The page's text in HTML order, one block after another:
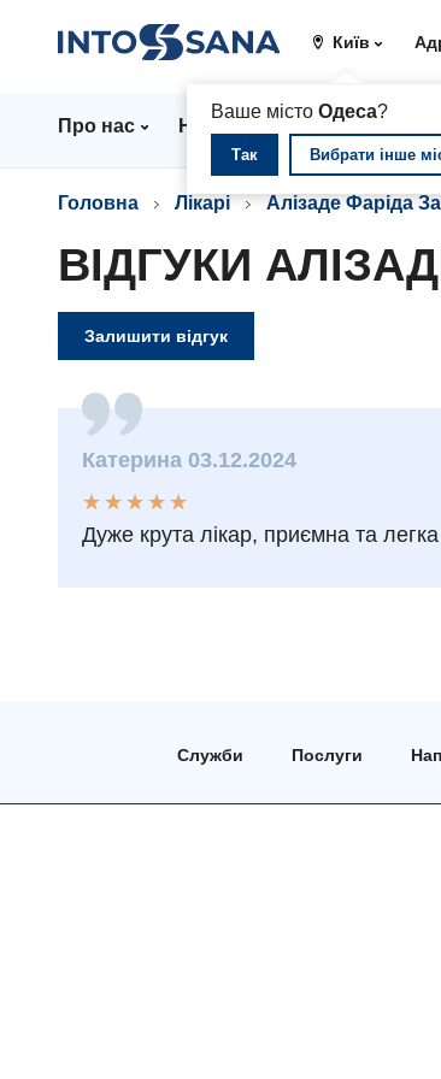
Київ
Ваше місто Одеса?
Так Вибрати інше
Про нас Напрямки Ціни
Головна Лікарі Алізаде Фаріда
ВІДГУКИ
Залишити відгук
Катерина 03.12.2024
★
★
★
★
★
★ ★ ★ ★ ★
Дуже крута лікар, приємна та легка
Служби Послуги